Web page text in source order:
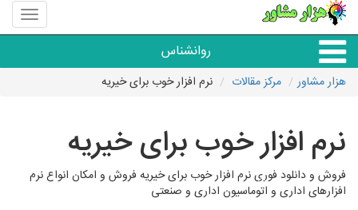
منوی
سایت
مشاور
روانشناس
گروه روانشناسی
هزار مشاور مرکز مقالات نرم افزار خوب برای خیریه
نرم افزار خوب برای خیریه
فروش و دانلود فوری نرم افزار خوب برای خیریه فروش و امکان انواع نرم
افزارهای اداری و اتوماسیون اداری و صنعتی